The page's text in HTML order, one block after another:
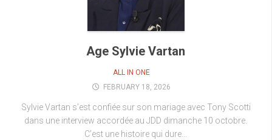
Age Sylvie Vartan
ALL IN ONE
FEBRUARY 18, 2026
Sylvie Vartan s’est confiée sur son mariage avec Tony Scotti
dans une interview accordée au JDD dimanche 10 octobre.
C’est une histoire qui dure...